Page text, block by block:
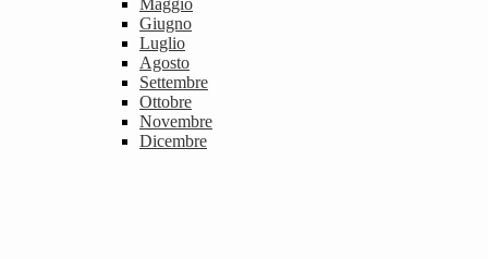
Maggio
Giugno
Luglio
Agosto
Settembre
Ottobre
Novembre
Dicembre